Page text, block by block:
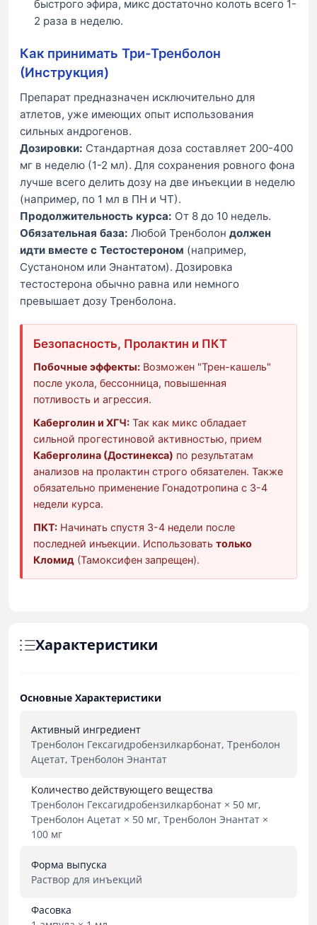
быстрого эфира, микс достаточно колоть всего 1-
2 раза в неделю.
Как принимать Три-Тренболон
(Инструкция)
Препарат предназначен исключительно для
атлетов, уже имеющих опыт использования
сильных андрогенов.
Дозировки: Стандартная доза составляет 200-400
мг в неделю (1-2 мл). Для сохранения ровного фона
лучше всего делить дозу на две инъекции в неделю
(например, по 1 мл в ПН и ЧТ).
Продолжительность курса: От 8 до 10 недель.
Обязательная база: Любой Тренболон должен
идти вместе с Тестостероном (например,
Сустаноном или Энантатом). Дозировка
тестостерона обычно равна или немного
превышает дозу Тренболона.
Безопасность, Пролактин и ПКТ
Побочные эффекты: Возможен "Трен-кашель"
после укола, бессонница, повышенная
потливость и агрессия.
Каберголин и ХГЧ: Так как микс обладает
сильной прогестиновой активностью, прием
Каберголина (Достинекса) по результатам
анализов на пролактин строго обязателен. Также
обязательно применение Гонадотропина с 3-4
недели курса.
ПКТ: Начинать спустя 3-4 недели после
последней инъекции. Использовать только
Кломид (Тамоксифен запрещен).
Характеристики
Основные Характеристики
Активный ингредиент
Тренболон Гексагидробензилкарбонат, Тренболон
Ацетат, Тренболон Энантат
Количество действующего вещества
Тренболон Гексагидробензилкарбонат × 50 мг,
Тренболон Ацетат × 50 мг, Тренболон Энантат ×
100 мг
Форма выпуска
Раствор для инъекций
Фасовка